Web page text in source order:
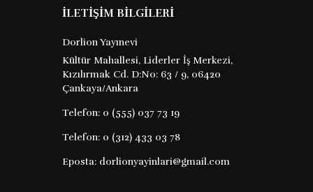
İLETİŞİM BİLGİLERİ
Dorlion Yayınevi
Kültür Mahallesi, Liderler İş Merkezi,
Kızılırmak Cd. D:No: 63 / 9, 06420
Çankaya/Ankara
Telefon: 0 (555) 037 73 19
Telefon: 0 (312) 433 03 78
Eposta: dorlionyayinlari@gmail.com